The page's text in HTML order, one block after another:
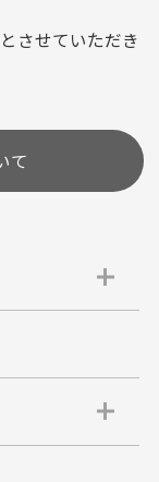
させていただき
て